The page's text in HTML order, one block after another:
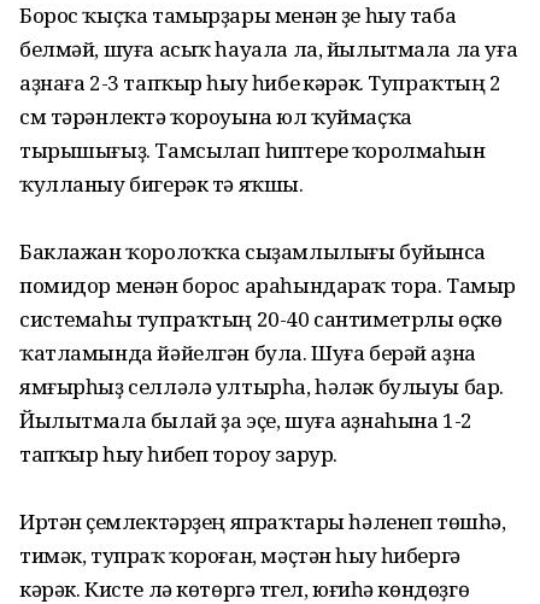
Борос ҡыҫҡа тамырҙары менән үҙе һыу таба
белмәй, шуға асыҡ һауала ла, йылытмала ла уға
аҙнаға 2-3 тапҡыр һыу һибеү кәрәк. Тупраҡтың 2
см тәрәнлектә ҡороуына юл ҡуймаҫҡа
тырышығыҙ. Тамсылап һиптереү ҡоролмаһын
ҡулланыу бигерәк тә яҡшы.
Баклажан ҡоролоҡҡа сыҙамлылығы бу­йынса
помидор менән борос араһында­раҡ тора. Тамыр
системаһы тупраҡтың 20-40 сантиметрлы өҫкө
ҡатламында йәйелгән була. Шуға берәй аҙна
ямғырһыҙ селләлә ултырһа, һәләк булыуы бар.
Йылытмала былай ҙа эҫе, шуға аҙнаһына 1-2
тапҡыр һыу һибеп тороу зарур.
Иртән үҫемлектәрҙең япраҡтары һәле­неп төшһә,
тимәк, тупраҡ ҡороған, ­мәҫтән һыу һибергә
кәрәк. Кисте лә көтөргә түгел, юғиһә көндөҙгө